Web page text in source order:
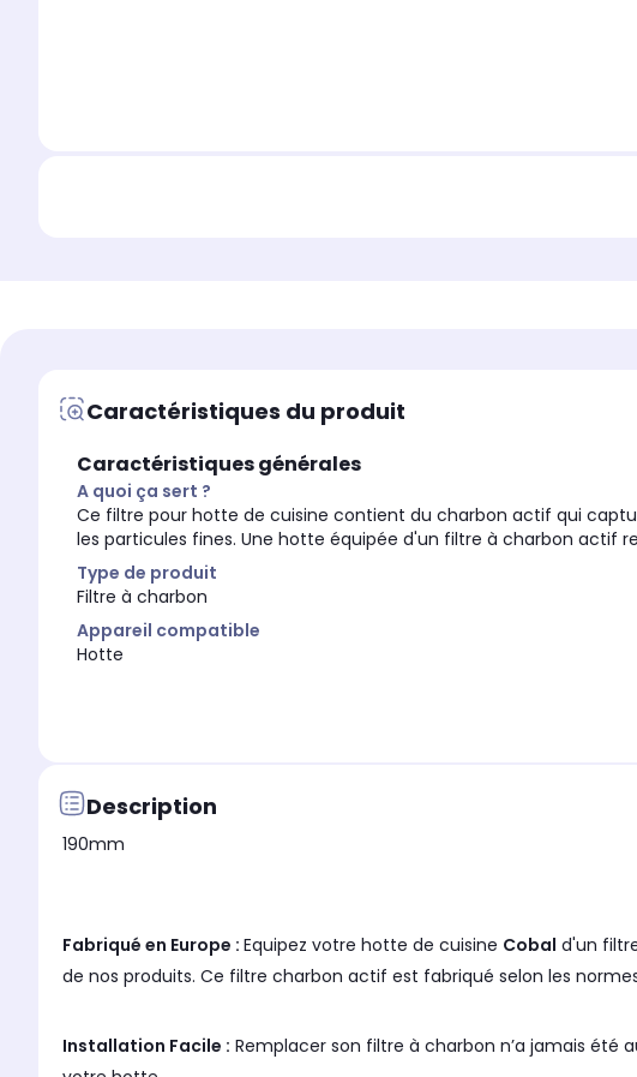
Caractéristiques du produit
Caractéristiques générales
A quoi ça sert ?
Ce filtre pour hotte de cuisine contient du charbon actif qui
les particules fines. Une hotte équipée d'un filtre à charbon actif
Type de produit
Filtre à charbon
Appareil compatible
Hotte
Description
190mm
Fabriqué en Europe : Equipez votre hotte de cuisine Cobal d'un
de nos produits. Ce filtre charbon actif est fabriqué selon les
Installation Facile : Remplacer son filtre à charbon n’a jamais été